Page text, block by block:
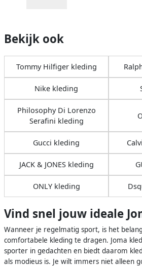
Bekijk ook
Tommy Hilfiger kleding
Nike kleding
Philosophy Di Lorenzo
Serafini kleding
Gucci kleding
JACK & JONES kleding
ONLY kleding
Vind snel jouw ideale
Wanneer je regelmatig sport, is het
comfortabele kleding te dragen. Joma
sporter in gedachten en biedt daarom
als modieus is. Je wilt immers niet alleen